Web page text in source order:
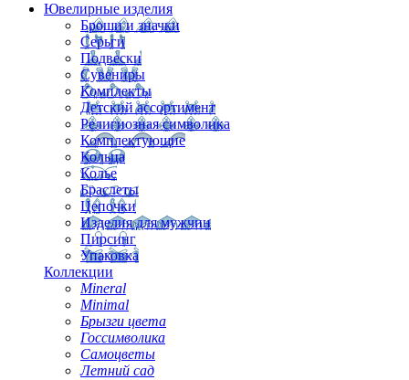
Ювелирные изделия
Броши и значки
Серьги
Подвески
Сувениры
Комплекты
Детский ассортимент
Религиозная символика
Комплектующие
Кольца
Колье
Браслеты
Цепочки
Изделия для мужчин
Пирсинг
Упаковка
Коллекции
Mineral
Minimal
Брызги цвета
Госсимволика
Самоцветы
Летний сад